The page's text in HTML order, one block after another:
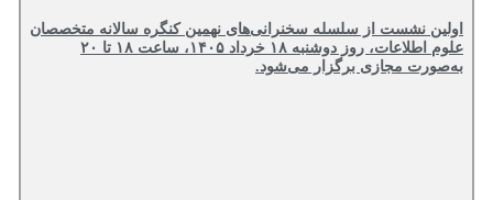
اولین نشست از سلسله سخنرانی‌های نهمین کنگره سالانه متخصصان
علوم اطلاعات، روز دوشنبه ۱۸ خرداد ۱۴۰۵، ساعت ۱۸ تا ۲۰
به‌صورت مجازی برگزار می‌شود.